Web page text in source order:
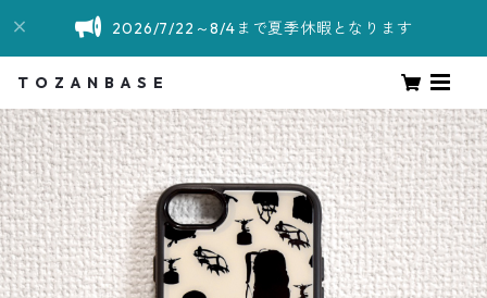
2026/7/22～8/4まで夏季休暇となります
T O Z A N B A S E